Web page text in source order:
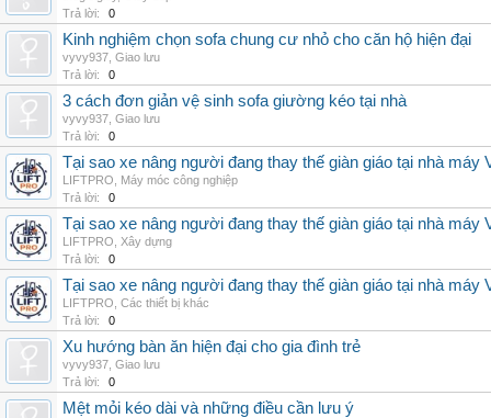
Trả lời:
0
Kinh nghiệm chọn sofa chung cư nhỏ cho căn hộ hiện đại
vyvy937 Giao lưu
Trả lời:
0
3 cách đơn giản vệ sinh sofa giường kéo tại nhà
vyvy937 Giao lưu
Trả lời:
0
Tại sao xe nâng người đang thay thế giàn giáo tại nhà máy
LIFTPRO
Máy móc công nghiệp
Trả lời:
0
Tại sao xe nâng người đang thay thế giàn giáo tại nhà máy
LIFTPRO
Xây dựng
Trả lời:
0
Tại sao xe nâng người đang thay thế giàn giáo tại nhà máy
LIFTPRO Các thiết bị khác
Trả lời:
0
Xu hướng bàn ăn hiện đại cho gia đình trẻ
vyvy937 Giao lưu
Trả lời:
0
Mệt mỏi kéo dài và những điều cần lưu ý